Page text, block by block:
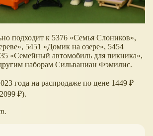
подходит к 5376 Семья Слоников ,
, 5451 Домик на озере , 5454
Семейный автомобиль для пикника ,
наборам Сильваниан Фэмилис.
года на распродаже по цене 1449 ₽
₽).